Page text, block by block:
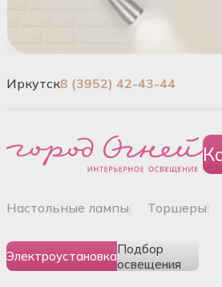
Иркутск8 (3952) 42-43-44
настольные лампы торшеры
ЭлектроустановкаПодбор
освещения